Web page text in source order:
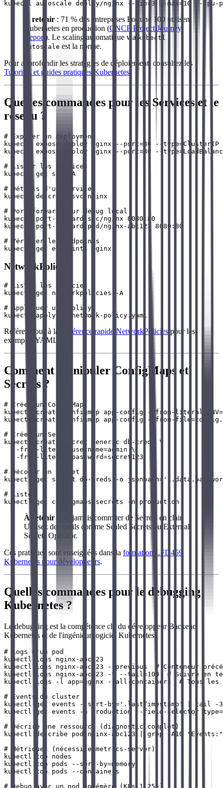
À retenir : 71 % des entreprises Fortune 100 utilisent
Kubernetes en production (CNCF Project Journey
Report ). Le scaling automatique via kubectl
autoscale est la norme.
Pour approfondir les stratégies de déploiement, consultez les
Tutoriels et guides pratiques Kubernetes
Quelles commandes pour les Services et le
réseau ?
# Exposer un deployment
kubectl expose deploy nginx --port=80 --type=ClusterIP
kubectl expose deploy nginx --port=80 --
# Lister les services
kubectl get svc -A
# Détails d'un service
kubectl describe svc nginx
# Port-forward pour debug local
kubectl port-forward svc/nginx 8080:80
kubectl port-forward pod/nginx-abc123 8080:80
# Vérifier les endpoints
NetworkPolicies
# Lister les policies
kubectl get networkpolicies -A
# Appliquer une policy
Référez-vous à la Référence rapide NetworkPolicies pour les
exemples YAML.
Comment manipuler ConfigMaps et
Secrets ?
# Créer un ConfigMap
kubectl create configmap app-config --from-
kubectl create configmap app-config --from-
# Créer un Secret
kubectl create secret generic db-creds \
  --from-literal=username=admin \
  --from-literal=password=secret123
# Décoder un secret
kubectl get secret db-creds -o
# Lister
À retenir : Ne jamais commiter de Secrets en clair.
Utilisez des outils comme Sealed Secrets ou External
Secrets Operator.
Ces pratiques sont enseignées dans la formation LFD459
Kubernetes pour développeurs.
Quelles commandes pour le debugging
Kubernetes ?
Le debugging est la compétence clé du développeur Backend
Kubernetes et de l'ingénieur logiciel Kubernetes.
# Logs d'un pod
kubectl logs nginx-abc123
kubectl logs nginx-abc123 --previous  # Conteneur
kubectl logs nginx-abc123 -f --tail=100  # Suivre en
kubectl logs -l app=nginx --all-containers  # Tous les
# Events du cluster
kubectl get events --sort-by='.lastTimestamp' | tail -
kubectl get events -n production --field-selector
# Décrire une ressource (diagnostic complet)
kubectl describe pod nginx-abc123 | grep -A10 "Events:"
# Métriques (nécessite metrics-server)
kubectl top nodes
kubectl top pods --sort-by=memory
kubectl top pods --containers
# Debug avec un pod éphémère (K8s 1.25+)